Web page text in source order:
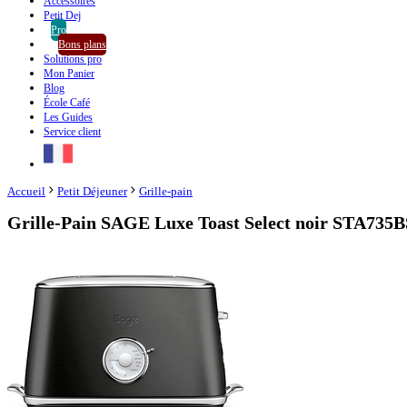
Petit Dej
Pro
Bons plans
Solutions pro
Mon Panier
Blog
École Café
Les Guides
Service client
Accueil Petit Déjeuner Grille-pain
Grille-Pain SAGE Luxe Toast Select noir